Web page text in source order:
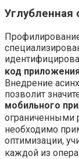
Углубленная
код
Внедрение
позволит
мобильного
ограниченными
необходимо
оптимизации,
каждой из